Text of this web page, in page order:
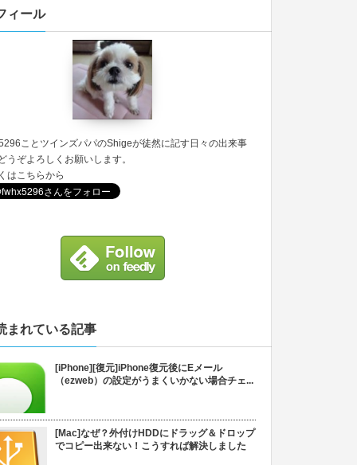
ィール
ことツインズパパのShigeが徒然に記す日々の出来事
うぞよろしくお願いします。
はこちらから
まれている記事
[iPhone][復元]iPhone復元後にEメール
（ezweb）の設定がうまくいかない場合チェ...
[Mac]なぜ？外付けHDDにドラッグ＆ドロップ
でコピー出来ない！こうすれば解決しました